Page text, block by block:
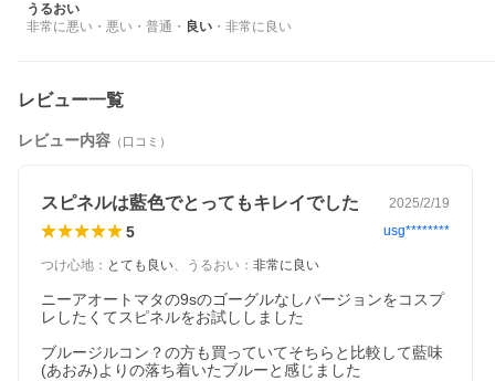
うるおい
非常に悪い ・ 悪い ・ 普通 ・ 良い ・ 非常に良い
レビュー一覧
レビュー内容 （口コミ）
スピネルは藍色でとってもキレイでした 2025/2/19
5 usg********
つけ心地 ： とても良い、 うるおい ： 非常に良い
ニーアオートマタの9sのゴーグルなしバージョンをコスプ
レしたくてスピネルをお試ししました
ブルージルコン？の方も買っていてそちらと比較して藍味
(あおみ)よりの落ち着いたブルーと感じました